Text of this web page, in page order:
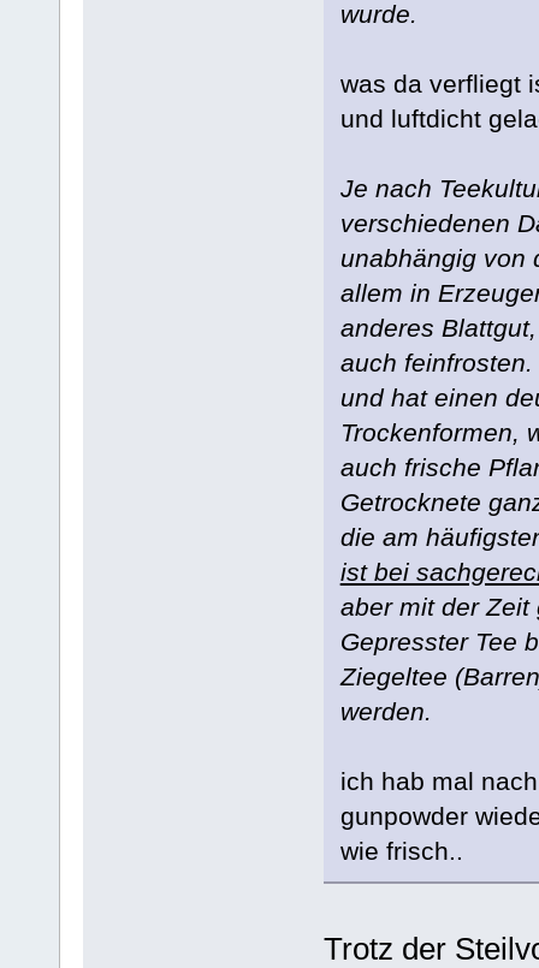
wurde.
was da verfliegt
und luftdicht
Je nach
verschiedenen
unabhängig von
allem in
anderes
auch
und hat einen
Trockenformen,
auch frische
Getrocknete
die am
ist bei
aber mit der Zeit
Gepresster Tee
Ziegeltee
werden.
ich hab mal
gunpowder
wie frisch..
Trotz der